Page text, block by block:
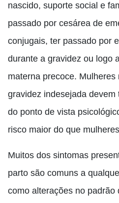
nascido, suporte social e
passado por cesárea de
conjugais, ter passado por
durante a gravidez ou logo
materna precoce. Mulheres
gravidez indesejada devem
do ponto de vista
risco maior do que
Muitos dos sintomas
parto são comuns a
como alterações no padrão